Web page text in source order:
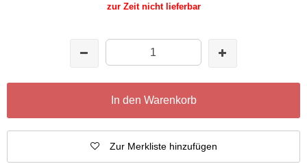
zur Zeit nicht lieferbar
In den Warenkorb
Zur Merkliste hinzufügen